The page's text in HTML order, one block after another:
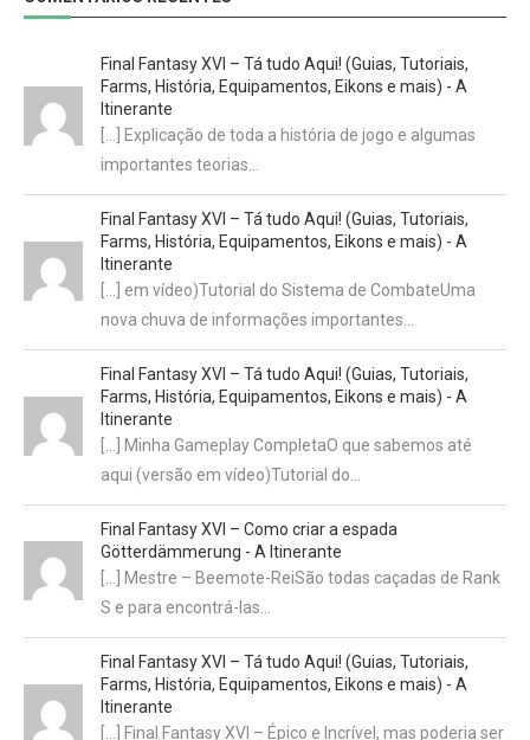
Final Fantasy XVI – Tá tudo Aqui! (Guias, Tutoriais,
Farms, História, Equipamentos, Eikons e mais) - A
Itinerante
[…] Explicação de toda a história de jogo e algumas
importantes teorias…
Final Fantasy XVI – Tá tudo Aqui! (Guias, Tutoriais,
Farms, História, Equipamentos, Eikons e mais) - A
Itinerante
[…] em vídeo)Tutorial do Sistema de CombateUma
nova chuva de informações importantes…
Final Fantasy XVI – Tá tudo Aqui! (Guias, Tutoriais,
Farms, História, Equipamentos, Eikons e mais) - A
Itinerante
[…] Minha Gameplay CompletaO que sabemos até
aqui (versão em vídeo)Tutorial do…
Final Fantasy XVI – Como criar a espada
Götterdämmerung - A Itinerante
[…] Mestre – Beemote-ReiSão todas caçadas de Rank
S e para encontrá-las…
Final Fantasy XVI – Tá tudo Aqui! (Guias, Tutoriais,
Farms, História, Equipamentos, Eikons e mais) - A
Itinerante
[…] Final Fantasy XVI – Épico e Incrível, mas poderia ser